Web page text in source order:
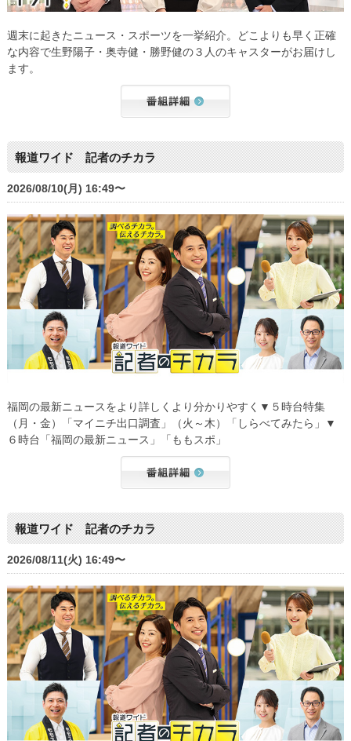
週末に起きたニュース・スポーツを一挙紹介。どこよりも早く正確
な内容で生野陽子・奥寺健・勝野健の３人のキャスターがお届けし
ます。
報道ワイド 記者のチカラ
2026/08/10(月) 16:49〜
福岡の最新ニュースをより詳しくより分かりやすく▼５時台特集
（月・金）「マイニチ出口調査」（火～木）「しらべてみたら」▼
６時台「福岡の最新ニュース」「ももスポ」
報道ワイド 記者のチカラ
2026/08/11(火) 16:49〜